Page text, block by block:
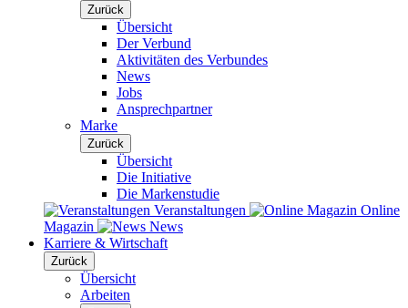
Zurück
Übersicht
Der Verbund
Aktivitäten des Verbundes
News
Jobs
Ansprechpartner
Marke
Zurück
Übersicht
Die Initiative
Die Markenstudie
Veranstaltungen
Online
Magazin
News
Karriere & Wirtschaft
Zurück
Übersicht
Arbeiten